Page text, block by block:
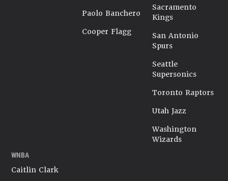
Paolo Banchero
Cooper Flagg
Sacramento
Kings
San Antonio
Spurs
Seattle
Supersonics
Toronto Raptors
Utah Jazz
Washington
Wizards
WNBA
Caitlin Clark